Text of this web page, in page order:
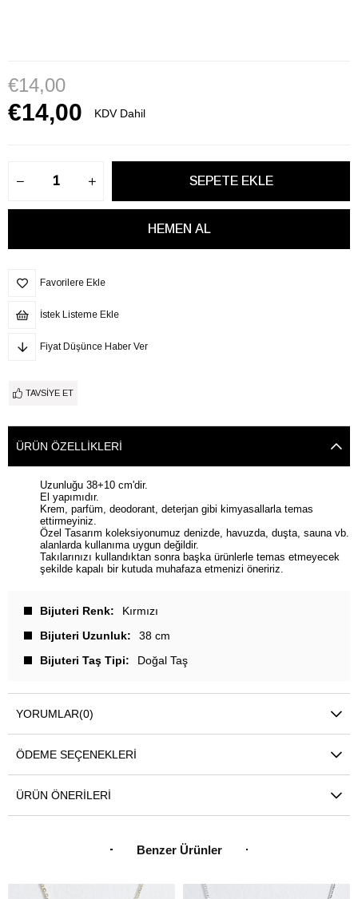
€14,00
KDV Dahil
€14,00
Favorilere Ekle
İstek Listeme Ekle
Fiyat Düşünce Haber Ver
TAVSIYE ET
ÜRÜN ÖZELLIKLERI
Uzunluğu 38+10 cm'dir.
El yapımıdır.
Krem, parfüm, deodorant, deterjan gibi kimyasallarla temas
ettirmeyiniz.
Özel Tasarım koleksiyonumuz denizde, havuzda, duşta, sauna vb.
alanlarda kullanıma uygun değildir.
Takılarınızı kullandıktan sonra başka ürünlerle temas etmeyecek
şekilde kapalı bir kutuda muhafaza etmenizi öneririz.
Bijuteri Renk
Kırmızı
Bijuteri Uzunluk
38 cm
Bijuteri Taş Tipi
Doğal Taş
YORUMLAR(0)
ÖDEME SEÇENEKLERI
ÜRÜN ÖNERILERI
Benzer Ürünler